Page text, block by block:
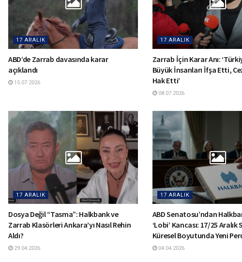
17 ARALIK
ABD’de Zarrab davasında karar
açıklandı
15.07.2026
17 ARALIK
Zarrab İçin Karar Anı:
Büyük İnsanları İfşa Etti,
Hak Etti’
08.07.2026
17 ARALIK
Dosya Değil “Tasma”: Halkbank ve
Zarrab Klasörleri Ankara’yı Nasıl Rehin
Aldı?
29.04.2026
17 ARALIK
ABD Senatosu’ndan
‘Lobi’ Kancası: 17/25
Küresel Boyutunda Yeni
04.04.2026